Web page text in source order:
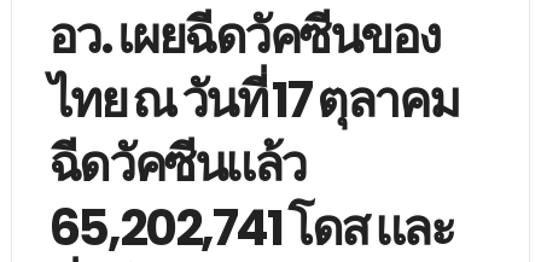
อว. เผยฉีดวัคซีนของ
ไทย ณ วันที่ 17 ตุลาคม
ฉีดวัคซีนแล้ว
65,202,741 โดส และ